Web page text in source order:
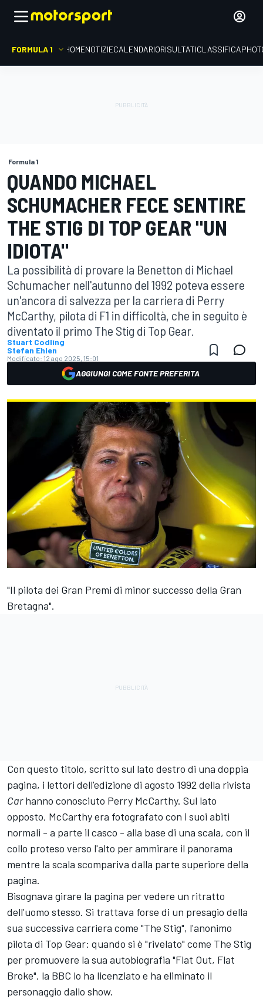
FORMULA 1 HOMENOTIZIECALENDARIORISULTATICLASSIFICA
Formula 1
QUANDO MICHAEL
SCHUMACHER FECE SENTIRE
THE STIG DI TOP GEAR "UN
IDIOTA"
La possibilità di provare la Benetton di Michael
Schumacher nell'autunno del 1992 poteva essere
un'ancora di salvezza per la carriera di Perry
McCarthy, pilota di F1 in difficoltà, che in seguito è
diventato il primo The Stig di Top Gear.
Stuart Codling
Stefan Ehlen
Modificato: 12 ago 2025, 15:01
AGGIUNGI COME FONTE PREFERITA
"Il pilota dei Gran Premi di minor successo della Gran
Bretagna".
Con questo titolo, scritto sul lato destro di una doppia
pagina, i lettori dell'edizione di agosto 1992 della rivista
Carhanno conosciuto Perry McCarthy. Sul lato
opposto, McCarthy era fotografato con i suoi abiti
normali - a parte il casco - alla base di una scala, con il
collo proteso verso l'alto per ammirare il panorama
mentre la scala scompariva dalla parte superiore della
pagina.
Bisognava girare la pagina per vedere un ritratto
dell'uomo stesso. Si trattava forse di un presagio della
sua successiva carriera come "The Stig", l'anonimo
pilota di Top Gear: quando si è "rivelato" come The Stig
per promuovere la sua autobiografia "Flat Out, Flat
Broke", la BBC lo ha licenziato e ha eliminato il
personaggio dallo show.